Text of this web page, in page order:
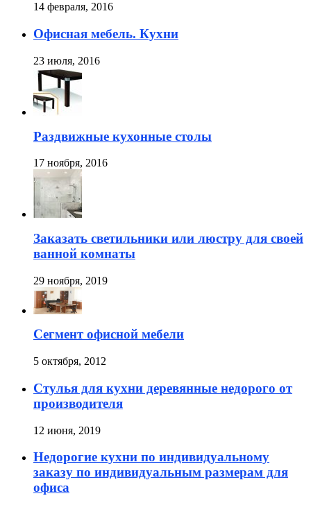
14 февраля, 2016
Офисная мебель. Кухни
23 июля, 2016
Раздвижные кухонные столы
17 ноября, 2016
Заказать светильники или люстру для своей
ванной комнаты
29 ноября, 2019
Сегмент офисной мебели
5 октября, 2012
Стулья для кухни деревянные недорого от
производителя
12 июня, 2019
Недорогие кухни по индивидуальному
заказу по индивидуальным размерам для
офиса